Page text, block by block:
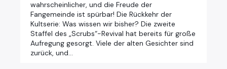
wahrscheinlicher, und die Freude der
Fangemeinde ist spürbar! Die Rückkehr der
Kultserie: Was wissen wir bisher? Die zweite
Staffel des „Scrubs“-Revival hat bereits für große
Aufregung gesorgt. Viele der alten Gesichter sind
zurück, und…